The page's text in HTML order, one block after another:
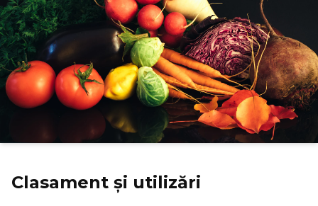
Clasament și utilizări